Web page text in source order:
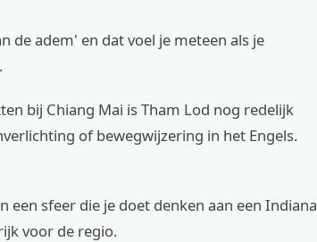
de adem' en dat voel je meteen als je
bij Chiang Mai is Tham Lod nog redelijk
of bewegwijzering in het Engels.
een sfeer die je doet denken aan een Indiana
voor de regio.